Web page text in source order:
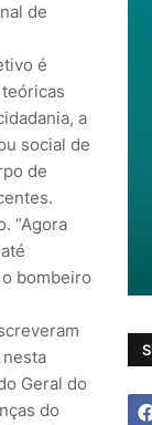
de
é
a
social de
de
“Agora
bombeiro
Geral do
do